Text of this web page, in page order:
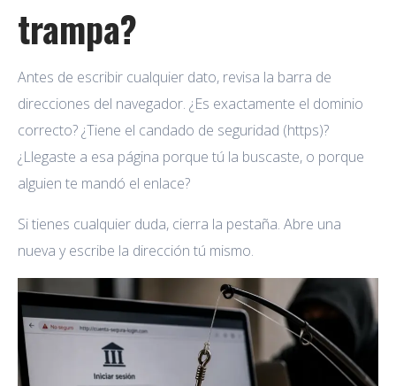
trampa?
Antes de escribir cualquier dato, revisa la barra de
direcciones del navegador. ¿Es exactamente el dominio
correcto? ¿Tiene el candado de seguridad (https)?
¿Llegaste a esa página porque tú la buscaste, o porque
alguien te mandó el enlace?
Si tienes cualquier duda, cierra la pestaña. Abre una
nueva y escribe la dirección tú mismo.